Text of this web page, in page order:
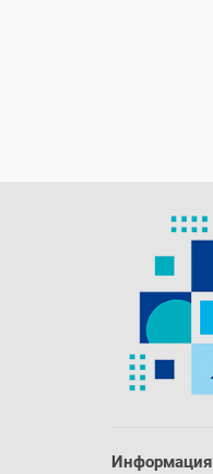
Информация